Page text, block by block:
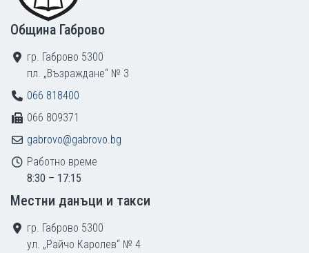
Община Габрово
гр. Габрово 5300
пл. „Възраждане“ № 3
066 818400
066 809371
gabrovo@gabrovo.bg
Работно време
8:30 – 17:15
Местни данъци и такси
гр. Габрово 5300
ул. „Райчо Каролев“ № 4